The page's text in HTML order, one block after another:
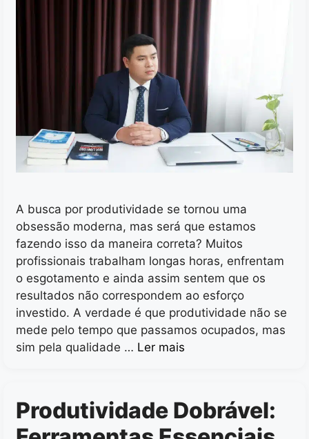
A busca por produtividade se tornou uma
obsessão moderna, mas será que estamos
fazendo isso da maneira correta? Muitos
profissionais trabalham longas horas, enfrentam
o esgotamento e ainda assim sentem que os
resultados não correspondem ao esforço
investido. A verdade é que produtividade não se
mede pelo tempo que passamos ocupados, mas
sim pela qualidade … Ler mais
Produtividade Dobrável: